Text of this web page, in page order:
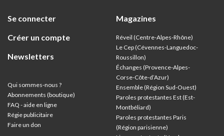
Se connecter
Créer un compte
Newsletters
Qui sommes-nous ?
Abonnements (boutique)
FAQ - aide en ligne
Régie publicitaire
Faire un don
Magazines
Réveil (Centre-Alpes-Rhône)
Le Cep (Cévennes-Languedoc-
Roussillon)
Échanges (Provence-Alpes-
Corse-Côte-d’Azur)
Ensemble (Région Sud-Ouest)
Paroles protestantes Est (Est-
Montbéliard)
Paroles protestantes Paris
(Région parisienne)